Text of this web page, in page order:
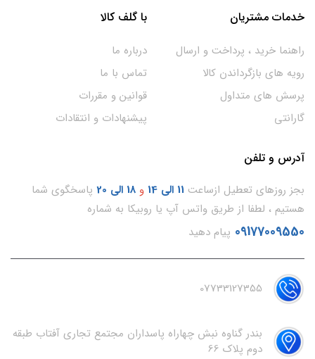
خدمات مشتریان
راهنما خرید ، پرداخت و ارسال
رویه های بازگرداندن کالا
پرسش های متداول
گارانتی
با گلف کالا
درباره ما
تماس با ما
قوانین و مقررات
پیشنهادات و انتقادات
آدرس و تلفن
بجز روزهای تعطیل ازساعت 11 الی 14 و 18 الی 20
پاسخگوی شما
هستیم ، لطفا از طریق واتس آپ یا روبیکا به شماره
09177009550 پیام دهید
07733127355
بندر گناوه نبش چهاراه پاسداران مجتمع تجاری آفتاب طبقه
دوم پلاک 66